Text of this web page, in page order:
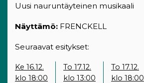
Uusi nauruntäyteinen musikaali
Näyttämö: FRENCKELL
Seuraavat esitykset:
Ke 16.12.
klo 18:00
To 17.12.
klo 13:00
To 17.12.
klo 18:00